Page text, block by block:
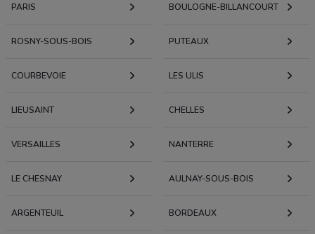
PARIS BOULOGNE-BILLANCOURT
ROSNY-SOUS-BOIS PUTEAUX
COURBEVOIE LES ULIS
LIEUSAINT CHELLES
VERSAILLES NANTERRE
LE CHESNAY AULNAY-SOUS-BOIS
ARGENTEUIL BORDEAUX